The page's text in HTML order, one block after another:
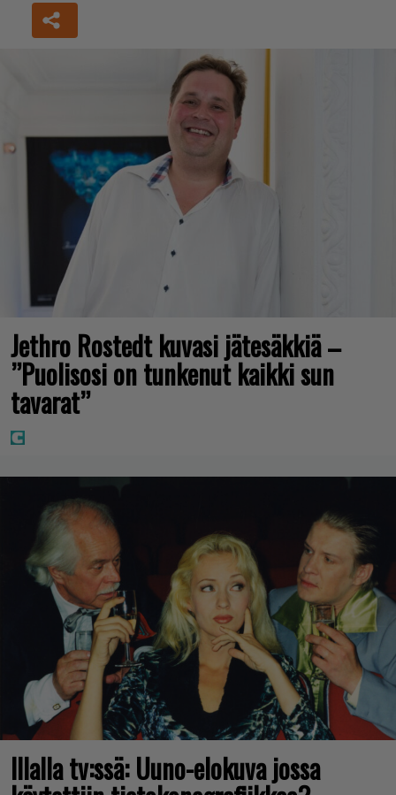
Jethro Rostedt kuvasi jätesäkkiä –
”Puolisosi on tunkenut kaikki sun
tavarat”
Illalla tv:ssä: Uuno-elokuva jossa